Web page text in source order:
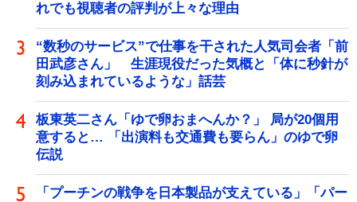
れでも視聴者の評判が上々な理由
“数秒のサービス”で仕事を干された人気司会者「前
田武彦さん」 生涯現役だった気概と「体に秒針が
刻み込まれているような」話芸
板東英二さん「ゆで卵おまへんか？」 局が20個用
意すると… 「出演料も交通費も要らん」のゆで卵
伝説
「プーチンの戦争を日本製品が支えている」「パー